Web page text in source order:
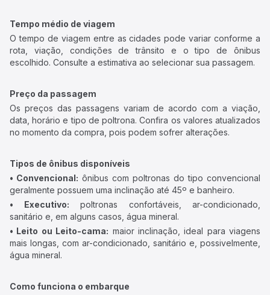
Tempo médio de viagem
O tempo de viagem entre as cidades pode variar conforme a
rota, viação, condições de trânsito e o tipo de ônibus
escolhido. Consulte a estimativa ao selecionar sua passagem.
Preço da passagem
Os preços das passagens variam de acordo com a viação,
data, horário e tipo de poltrona. Confira os valores atualizados
no momento da compra, pois podem sofrer alterações.
Tipos de ônibus disponíveis
• Convencional: ônibus com poltronas do tipo convencional
geralmente possuem uma inclinação até 45º e banheiro.
• Executivo: poltronas confortáveis, ar-condicionado,
sanitário e, em alguns casos, água mineral.
• Leito ou Leito-cama: maior inclinação, ideal para viagens
mais longas, com ar-condicionado, sanitário e, possivelmente,
água mineral.
Como funciona o embarque